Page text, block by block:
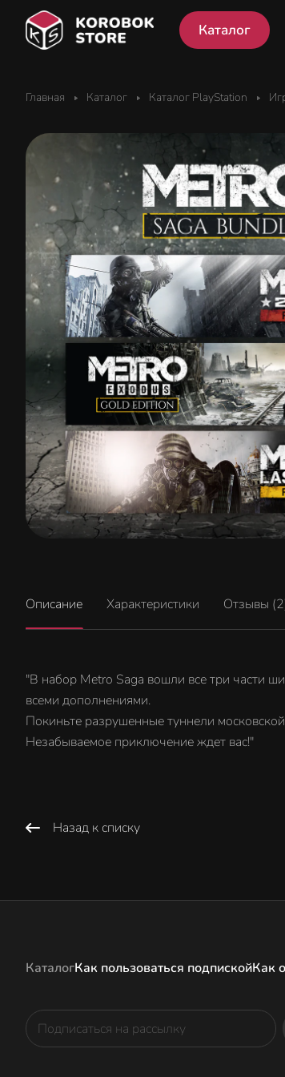
Каталог
Главная Каталог Каталог PlayStation
Описание Характеристики Отзывы
"В набор Metro Saga вошли все три части
всеми дополнениями.
Покиньте разрушенные туннели
Незабываемое приключение ждет вас!"
Назад к списку
КаталогКак пользоваться подпискойКак